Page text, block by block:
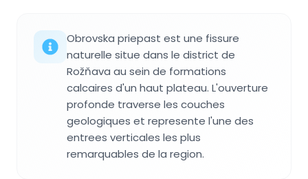
Obrovska priepast est une fissure
naturelle situe dans le district de
Rožňava au sein de formations
calcaires d'un haut plateau. L'ouverture
profonde traverse les couches
geologiques et represente l'une des
entrees verticales les plus
remarquables de la region.